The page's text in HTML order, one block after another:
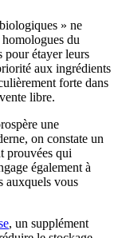
» ne
du
pour étayer leurs
aux ingrédients
forte dans
libre.
une
on constate un
prouvées qui
également à
auxquels vous
, un supplément